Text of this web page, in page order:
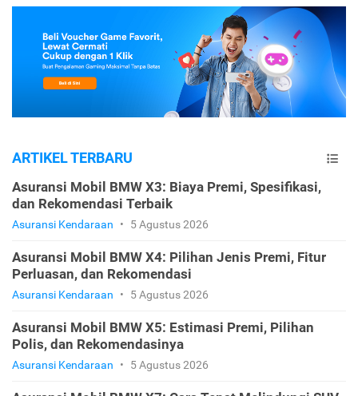
ARTIKEL TERBARU
Asuransi Mobil BMW X3: Biaya Premi, Spesifikasi,
dan Rekomendasi Terbaik
Asuransi Kendaraan • 5 Agustus 2026
Asuransi Mobil BMW X4: Pilihan Jenis Premi, Fitur
Perluasan, dan Rekomendasi
Asuransi Kendaraan • 5 Agustus 2026
Asuransi Mobil BMW X5: Estimasi Premi, Pilihan
Polis, dan Rekomendasinya
Asuransi Kendaraan • 5 Agustus 2026